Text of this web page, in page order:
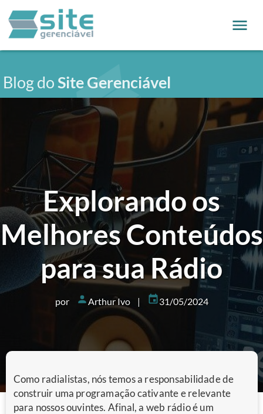
Blog doSite Gerenciável
Explorando os
Melhores Conteúdos
para sua Rádio
por Arthur Ivo | 31/05/2024
Como radialistas, nós temos a responsabilidade de
construir uma programação cativante e relevante
para nossos ouvintes. Afinal, a web rádio é um